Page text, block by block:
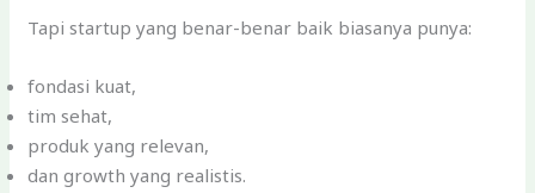
Tapi startup yang benar-benar baik biasanya punya:
fondasi kuat,
tim sehat,
produk yang relevan,
dan growth yang realistis.